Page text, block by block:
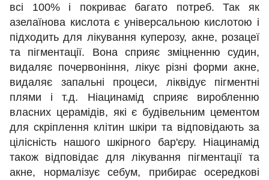
всі 100% і покриває багато потреб. Так як
азелаїнова кислота є універсальною кислотою і
підходить для лікування куперозу, акне, розацеї
та пігментації. Вона сприяє зміцненню судин,
видаляє почервоніння, лікує різні форми акне,
видаляє запальні процеси, ліквідує пігментні
плями і т.д. Ніацинамід сприяє виробленню
власних церамідів, які є будівельним цементом
для скріплення клітин шкіри та відповідають за
цілісність нашого шкірного бар'єру. Ніацинамід
також відповідає для лікування пігментації та
акне, нормалізує себум, прибирає осередкові